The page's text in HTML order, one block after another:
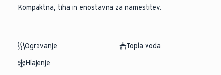
⁠Kompaktna, tiha in enostavna za namestitev.
Ogrevanje
Topla voda
Hlajenje